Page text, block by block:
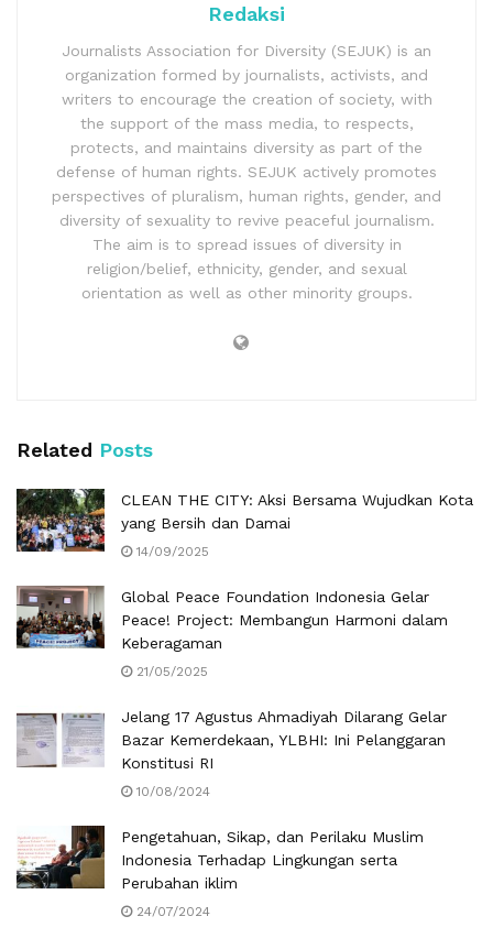
Redaksi
Journalists Association for Diversity (SEJUK) is an
organization formed by journalists, activists, and
writers to encourage the creation of society, with
the support of the mass media, to respects,
protects, and maintains diversity as part of the
defense of human rights. SEJUK actively promotes
perspectives of pluralism, human rights, gender, and
diversity of sexuality to revive peaceful journalism.
The aim is to spread issues of diversity in
religion/belief, ethnicity, gender, and sexual
orientation as well as other minority groups.
Related Posts
CLEAN THE CITY: Aksi Bersama Wujudkan Kota
yang Bersih dan Damai
14/09/2025
Global Peace Foundation Indonesia Gelar
Peace! Project: Membangun Harmoni dalam
Keberagaman
21/05/2025
Jelang 17 Agustus Ahmadiyah Dilarang Gelar
Bazar Kemerdekaan, YLBHI: Ini Pelanggaran
Konstitusi RI
10/08/2024
Pengetahuan, Sikap, dan Perilaku Muslim
Indonesia Terhadap Lingkungan serta
Perubahan iklim
24/07/2024